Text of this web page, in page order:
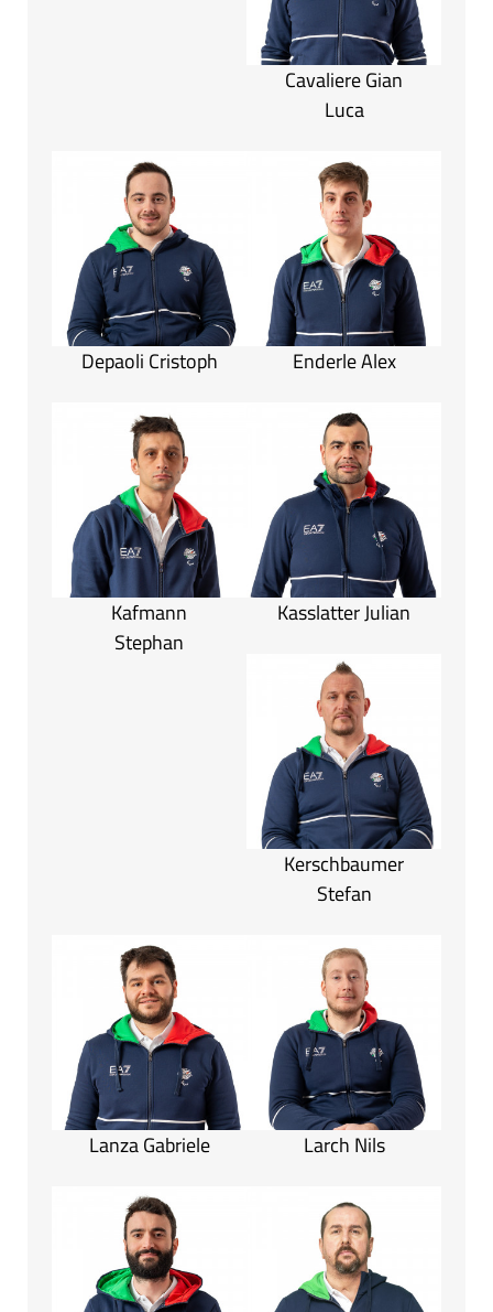
Cavaliere Gian
Luca
Depaoli Cristoph Enderle Alex
Kafmann
Stephan
Kasslatter Julian
Kerschbaumer
Stefan
Lanza Gabriele Larch Nils